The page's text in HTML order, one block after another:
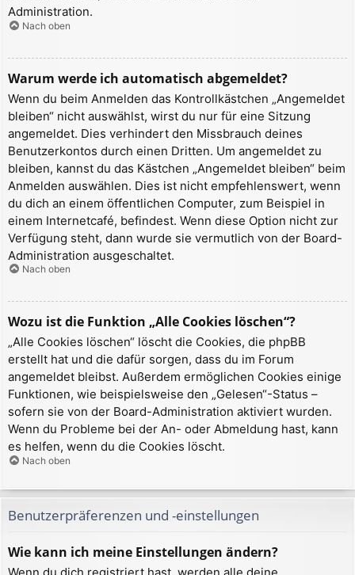
Administration.
Nach oben
Warum werde ich automatisch abgemeldet?
Wenn du beim Anmelden das Kontrollkästchen „Angemeldet
bleiben“ nicht auswählst, wirst du nur für eine Sitzung
angemeldet. Dies verhindert den Missbrauch deines
Benutzerkontos durch einen Dritten. Um angemeldet zu
bleiben, kannst du das Kästchen „Angemeldet bleiben“ beim
Anmelden auswählen. Dies ist nicht empfehlenswert, wenn
du dich an einem öffentlichen Computer, zum Beispiel in
einem Internetcafé, befindest. Wenn diese Option nicht zur
Verfügung steht, dann wurde sie vermutlich von der Board-
Administration ausgeschaltet.
Nach oben
Wozu ist die Funktion „Alle Cookies löschen“?
„Alle Cookies löschen“ löscht die Cookies, die phpBB
erstellt hat und die dafür sorgen, dass du im Forum
angemeldet bleibst. Außerdem ermöglichen Cookies einige
Funktionen, wie beispielsweise den „Gelesen“-Status –
sofern sie von der Board-Administration aktiviert wurden.
Wenn du Probleme bei der An- oder Abmeldung hast, kann
es helfen, wenn du die Cookies löscht.
Nach oben
Benutzerpräferenzen und -einstellungen
Wie kann ich meine Einstellungen ändern?